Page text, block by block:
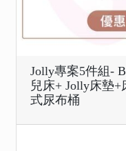
Jolly專案5件組-
兒床+ Jolly床墊
式尿布桶